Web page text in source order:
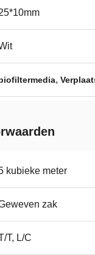
,
kubieke meter
zak
T, L/C